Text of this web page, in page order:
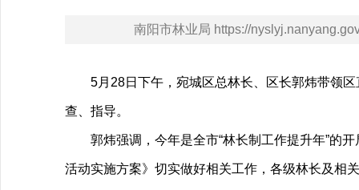
南阳市林业局 https://
5月28日下午，宛城区总林长、区长郭炜带领
查、指导。
郭炜强调，今年是全市“林长制工作提升年”的
活动实施方案》切实做好相关工作，各级林长及相